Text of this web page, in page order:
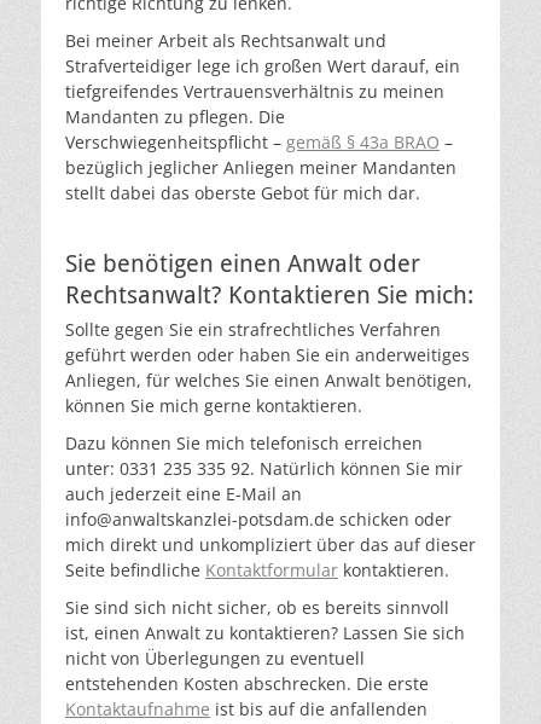
Bei meiner Arbeit als Rechtsanwalt und
Strafverteidiger lege ich großen Wert darauf, ein
tiefgreifendes Vertrauensverhältnis zu meinen
Mandanten zu pflegen. Die
Verschwiegenheitspflicht – gemäß § 43a BRAO –
bezüglich jeglicher Anliegen meiner Mandanten
stellt dabei das oberste Gebot für mich dar.
Sie benötigen einen Anwalt oder
Rechtsanwalt? Kontaktieren Sie mich:
Sollte gegen Sie ein strafrechtliches Verfahren
geführt werden oder haben Sie ein anderweitiges
Anliegen, für welches Sie einen Anwalt benötigen,
können Sie mich gerne kontaktieren.
Dazu können Sie mich telefonisch erreichen
unter: 0331 235 335 92. Natürlich können Sie mir
auch jederzeit eine E-Mail an
info@anwaltskanzlei-potsdam.de schicken oder
mich direkt und unkompliziert über das auf dieser
Seite befindliche Kontaktformular kontaktieren.
Sie sind sich nicht sicher, ob es bereits sinnvoll
ist, einen Anwalt zu kontaktieren? Lassen Sie sich
nicht von Überlegungen zu eventuell
entstehenden Kosten abschrecken. Die erste
Kontaktaufnahme ist bis auf die anfallenden